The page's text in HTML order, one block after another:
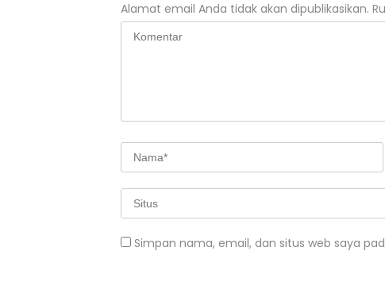
Alamat email Anda tidak akan dipublikasikan.
Simpan nama, email, dan situs web saya